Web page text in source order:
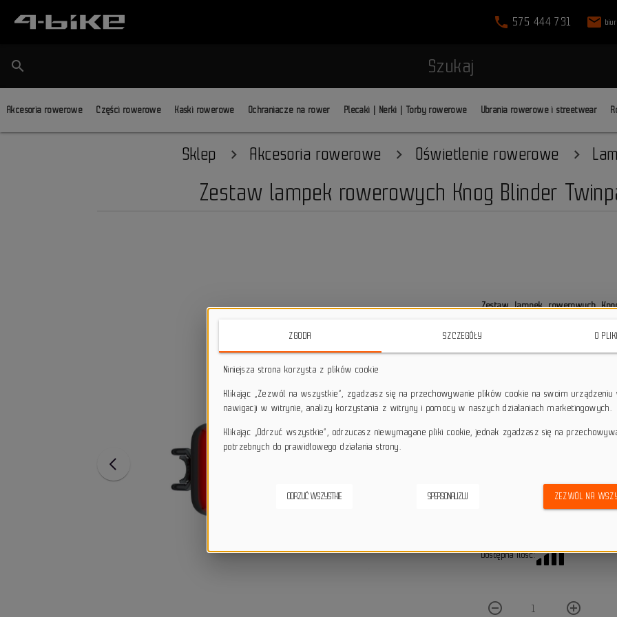
phone 575 444 731 mail
search Szukaj
Akcesoria rowerowe Części rowerowe Kaski rowerowe Ochraniacze na rower Plecaki | Nerki | Torby rowerowe Ubrania rowerowe i streetwear
Sklep Akcesoria rowerowe Oświetlenie rowerowe
Zestaw lampek rowerowych Knog Blinder
Zestaw lampek rowerowych
widoczność na drodze dzięki
100 lumenów
. Wykorzystując
trybów świecenia,
star_borderstar_borderstar_borderstar_borderstar_border
Darmowa dostawa przy
Wygodne płatności
Dostępna ilość:
remove_circle_outline add_circle_outline
ZGODA SZCZEGÓŁY O
Niniejsza strona korzysta z plików cookie
Klikając „Zezwól na wszystkie”, zgadzasz się na przechowywanie plików cookie na swoim urządzeniu
nawigacji w witrynie, analizy korzystania z witryny i pomocy w naszych działaniach marketingowych.
Klikając „Odrzuć wszystkie”, odrzucasz niewymagane pliki cookie, jednak zgadzasz się na
potrzebnych do prawidłowego działania strony.
ODRZUĆ WSZYSTKIE SPERSONALIZUJ ZEZWÓL NA